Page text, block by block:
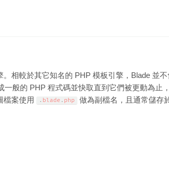
相較於其它知名的 PHP 模板引擎，Blade 並
般的 PHP 程式碼並快取直到它們被更動為止
檔案使用
. blade . php 做為副檔名，且通常儲存